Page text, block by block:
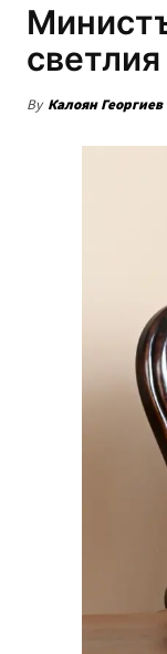
By Калоян Георгиев